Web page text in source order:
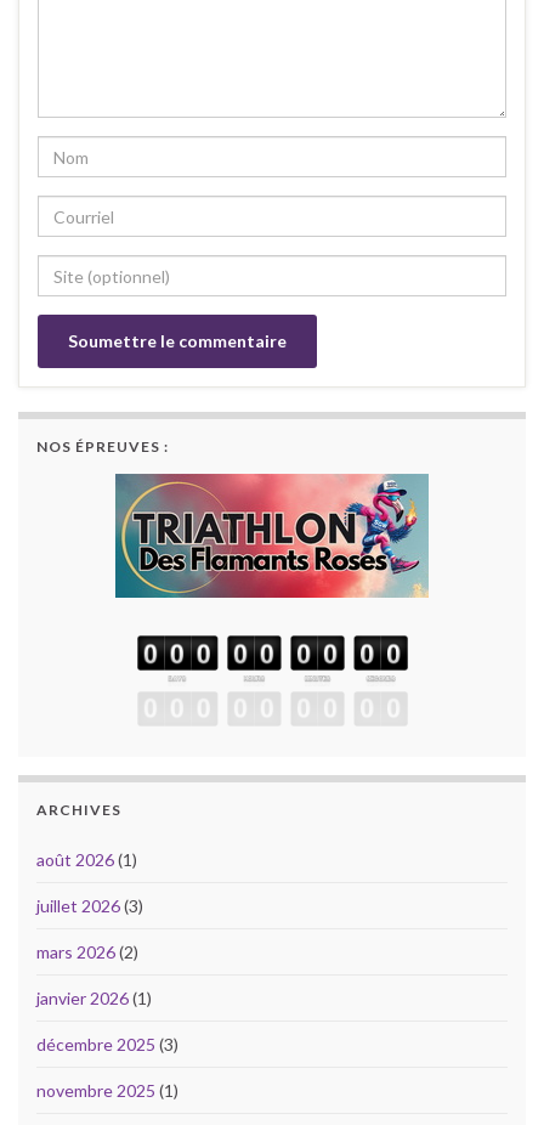
NOS ÉPREUVES :
ARCHIVES
août 2026(1)
juillet 2026(3)
mars 2026(2)
janvier 2026(1)
décembre 2025 (3)
novembre 2025 (1)